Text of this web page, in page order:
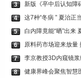
3
新版《卒中后认知障
4
这7种“冬病 ” 夏治正
5
白内障竟能“晒”出来
6
原料药市场迎来放量
7
李京教授3D内窥镜
8
健康界峰会聚焦智慧